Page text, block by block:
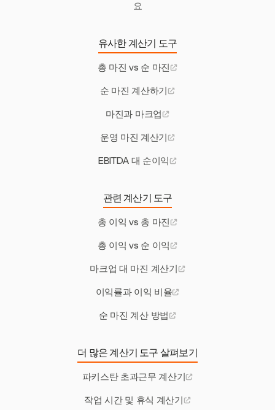
요
유사한 계산기 도구
총 마진 vs 순 마진
순 마진 계산하기
마진과 마크업
운영 마진 계산기
EBITDA 대 순이익
관련 계산기 도구
총 이익 vs 총 마진
총 이익 vs 순 이익
마크업 대 마진 계산기
이익률과 이익 비율
순 마진 계산 방법
더 많은 계산기 도구 살펴보기
파키스탄 초과근무 계산기
작업 시간 및 휴식 계산기